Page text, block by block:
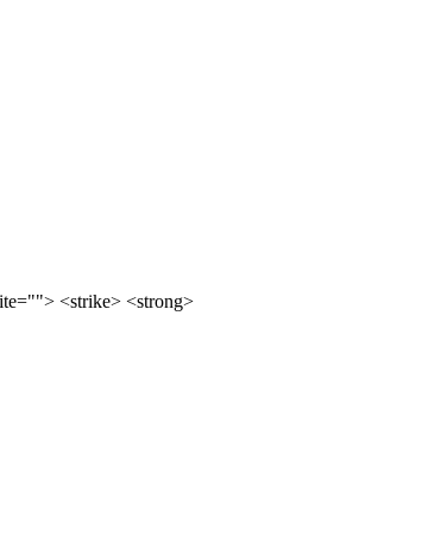
<strike> <strong>